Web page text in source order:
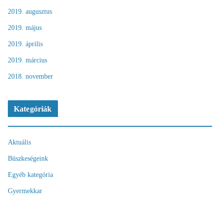
2019. augusztus
2019. május
2019. április
2019. március
2018. november
Kategóriák
Aktuális
Büszkeségeink
Egyéb kategória
Gyermekkar